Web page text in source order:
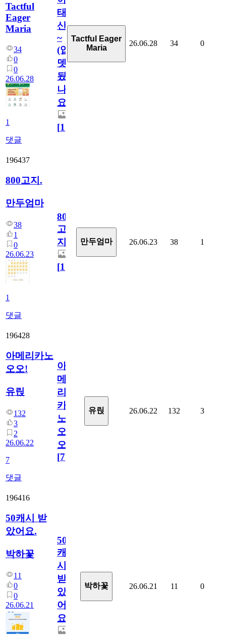
Tactful
Eager
Maria
34
0
0
26.06.28
1
댓글
태
산
~
(업
뎃
됬
나
요)
[1]
Tactful Eager
Maria
26.06.28 34 0
196437
800고지.
만두엄마
38
1
0
26.06.23
1
댓글
800
고
지.
[1]
만두엄마 26.06.23 38 1
196428
아메리카노
오오!
유릱
132
3
2
26.06.22
7
댓글
아
메
리
카
노
오
오!
[7]
유릱 26.06.22 132 3
196416
50캐시 받
았어요.
박하꽃
11
0
0
26.06.21
50
캐
시
받
았
어
요.
박하꽃 26.06.21 11 0